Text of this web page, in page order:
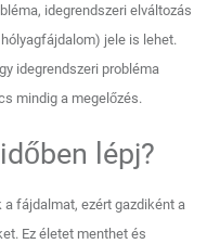
idegrendszeri elváltozás
jele is lehet.
idegrendszeri probléma
mindig a megelőzés.
lépj?
fájdalmat, ezért gazdiként a
Ez életet menthet és